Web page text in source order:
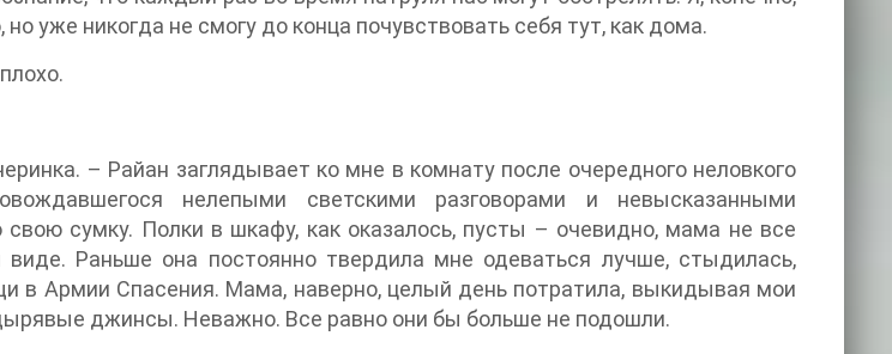
уже никогда не смогу до конца почувствовать себя тут, как дома.
– Райан заглядывает ко мне в комнату после очередного неловкого
нелепыми светскими разговорами и невысказанными
свою сумку. Полки в шкафу, как оказалось, пусты – очевидно, мама не все
виде. Раньше она постоянно твердила мне одеваться лучше, стыдилась,
в Армии Спасения. Мама, наверно, целый день потратила, выкидывая мои
джинсы. Неважно. Все равно они бы больше не подошли.